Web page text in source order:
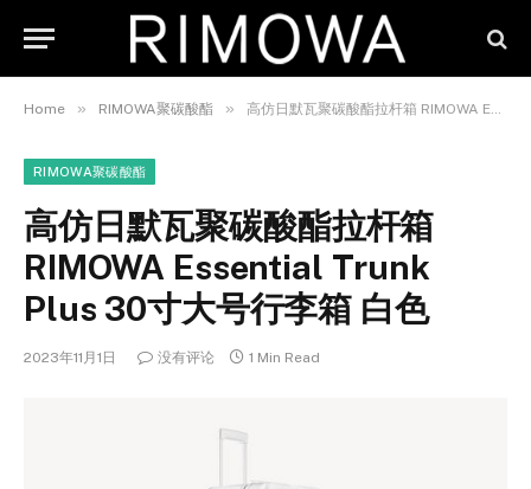
Home » RIMOWA聚碳酸酯 » 高仿日默瓦聚碳酸酯拉杆箱 RIMOWA Essential Trunk Plus 30寸大号行李箱 白色
RIMOWA聚碳酸酯
高仿日默瓦聚碳酸酯拉杆箱
RIMOWA Essential Trunk
Plus 30寸大号行李箱 白色
2023年11月1日 没有评论 1 Min Read